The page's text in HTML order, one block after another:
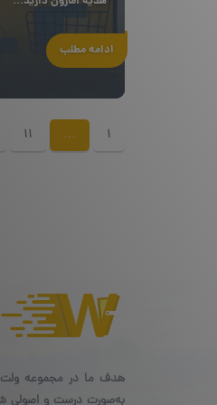
ادامه مطلب
1
…
11
هدف ما در مجموعه ولت
به‌صورت درست و اصولی